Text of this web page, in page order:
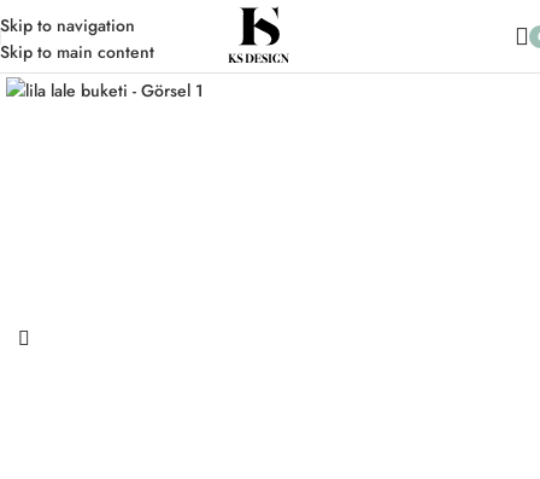
Skip to navigation
Skip to main content
10.000 TL üzeri Alışverişlerinizde Kargo Ücretsiz